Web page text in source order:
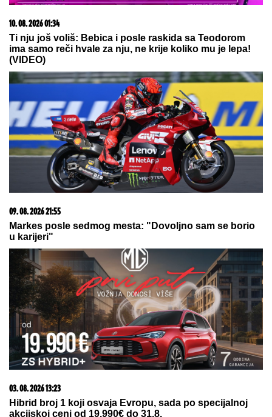
Dnevni horoskop za ponedeljak, 10.
evo ko danas PRAVI SKANDAL na
poslu
ŠABAN ŠAULIĆ JE OD NJEGA
NAPRAVIO ZVEZDU Pevač godinama
ćutao o ovome: "Ruke su mi se
tresle kada su me on i Goca pozvali"
VODITELJKA PIPKALA TAKMIČARA PO INTIMNIM
DELOVIMAZakopčavala mu šlic na pantalonama, pa
usledila neprijatnost: " Zanimljivo je kada voditeljka
odradi još neke stvari"